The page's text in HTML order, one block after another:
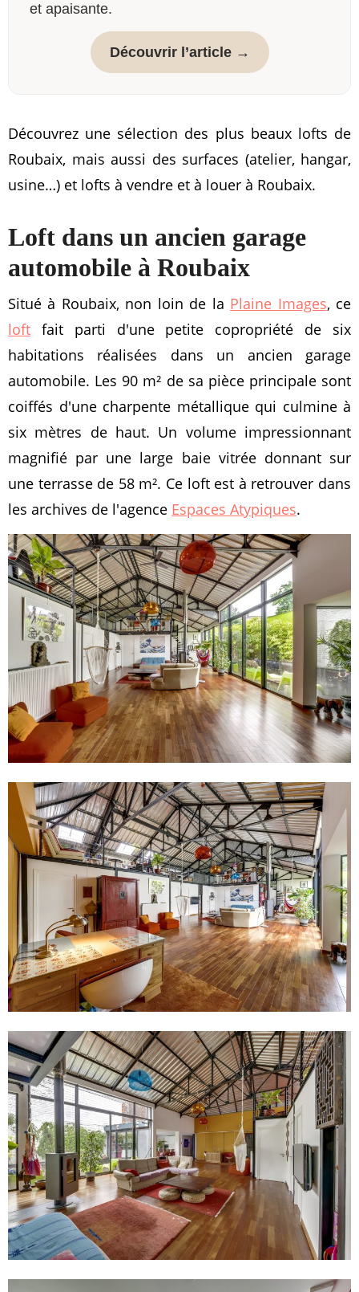
et apaisante.
Découvrir l’article →
Découvrez une sélection des plus beaux lofts de
Roubaix, mais aussi des surfaces (atelier, hangar,
usine…) et lofts à vendre et à louer à Roubaix.
Loft dans un ancien garage
automobile à Roubaix
Situé à Roubaix, non loin de la Plaine Images, ce
loft fait parti d'une petite copropriété de six
habitations réalisées dans un ancien garage
automobile. Les 90 m² de sa pièce principale sont
coiffés d'une charpente métallique qui culmine à
six mètres de haut. Un volume impressionnant
magnifié par une large baie vitrée donnant sur
une terrasse de 58 m². Ce loft est à retrouver dans
les archives de l'agence Espaces Atypiques.